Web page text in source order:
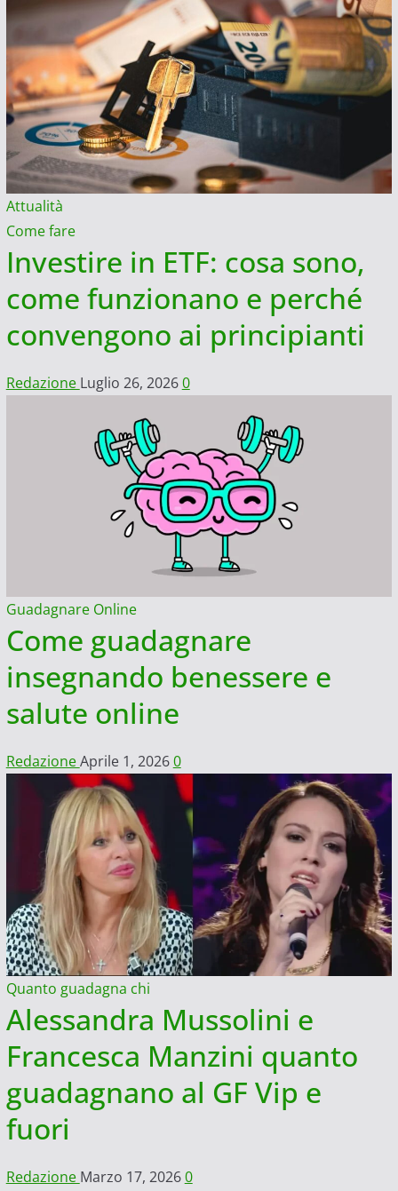
Attualità
Come fare
Investire in ETF: cosa sono,
come funzionano e perché
convengono ai principianti
Redazione Luglio 26, 20260
Guadagnare Online
Come guadagnare
insegnando benessere e
salute online
RedazioneAprile 1, 20260
Quanto guadagna chi
Alessandra Mussolini e
Francesca Manzini quanto
guadagnano al GF Vip e
fuori
Redazione Marzo 17, 20260